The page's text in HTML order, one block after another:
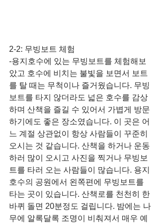
2-2: 무빙보트 체험
-용지호수에 있는 무빙보트를 체험해보
았고 호수에 비치는 불빛을 보면서 보트
를 탈 때는 무척이나 즐거웠습니다. 무빙
보트를 타지 않더라도 넓은 호수를 감상
하며 산책을 즐길 수 있어서 가볍게 방문
하기에도 좋은 장소였습니다. 이 곳은 어
느 계절 상관없이 항상 사람들이 꾸준히
오시는 것 같습니다. 산책을 하거나 운동
하러 많이 오시고 사진을 찍거나 무빙보
트를 타러 오는 사람들이 많습니다. 용지
호수의 공원에서 왼쪽편에 무빙보트를
타는 곳이 있습니다. 산책로를 천천히 한
바퀴 돌면 20분정도 걸립니다. 밤에는 나
무에 알록달록 조명이 비춰져서 매우 예